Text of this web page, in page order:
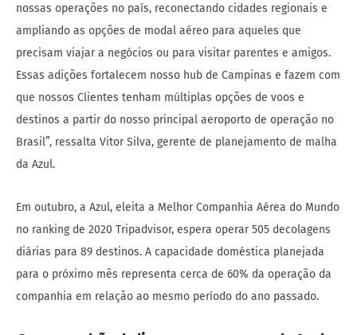
nossas operações no país, reconectando cidades regionais e
ampliando as opções de modal aéreo para aqueles que
precisam viajar a negócios ou para visitar parentes e amigos.
Essas adições fortalecem nosso hub de Campinas e fazem com
que nossos Clientes tenham múltiplas opções de voos e
destinos a partir do nosso principal aeroporto de operação no
Brasil”, ressalta Vitor Silva, gerente de planejamento de malha
da Azul.
Em outubro, a Azul, eleita a Melhor Companhia Aérea do Mundo
no ranking de 2020 Tripadvisor, espera operar 505 decolagens
diárias para 89 destinos. A capacidade doméstica planejada
para o próximo mês representa cerca de 60% da operação da
companhia em relação ao mesmo período do ano passado.